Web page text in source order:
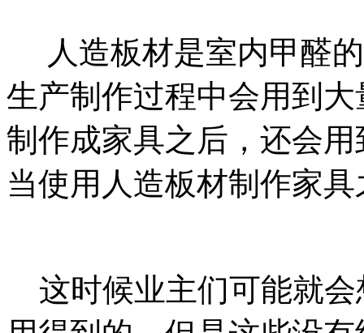
人造板材是室内甲醛
生产制作过程中会用到
制作成家具之后，还会
当使用人造板材制作家
这时候业主们可能就会